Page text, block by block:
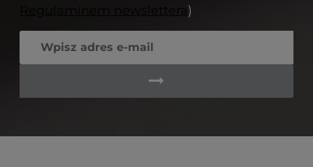
Regulaminem newslettera )